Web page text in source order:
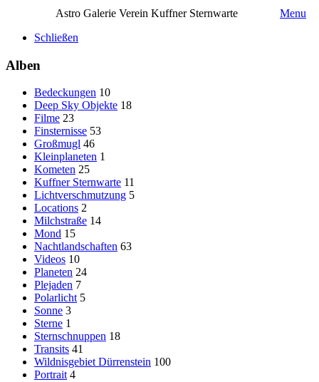
Astro Galerie Verein Kuffner Sternwarte
Menu
Schließen
Alben
Bedeckungen 10
Deep Sky Objekte 18
Filme 23
Finsternisse 53
Großmugl 46
Kleinplaneten 1
Kometen 25
Kuffner Sternwarte 11
Lichtverschmutzung 5
Locations 2
Milchstraße 14
Mond 15
Nachtlandschaften 63
Videos 10
Planeten 24
Plejaden 7
Polarlicht 5
Sonne 3
Sterne 1
Sternschnuppen 18
Transits 41
Wildnisgebiet Dürrenstein 100
Portrait 4